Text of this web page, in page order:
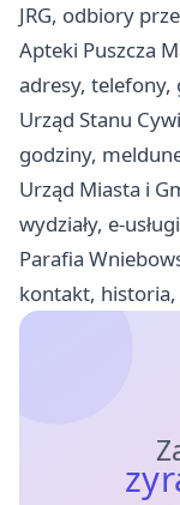
JRG, odbiory
Apteki Puszcza
adresy, telefony,
Urząd Stanu
godziny,
Urząd Miasta i
wydziały, e-usługi
Parafia
kontakt,